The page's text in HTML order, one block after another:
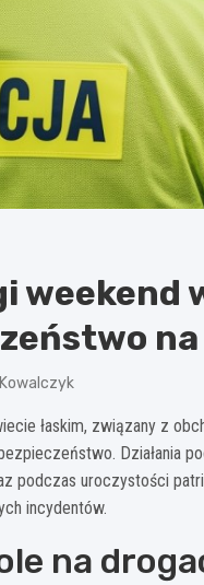
łaskim, związany z
Działania
podczas uroczystości
incydentów.
na